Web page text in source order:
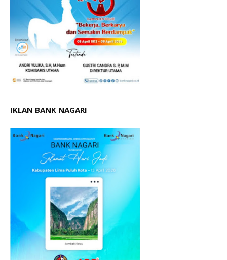
IKLAN BANK NAGARI